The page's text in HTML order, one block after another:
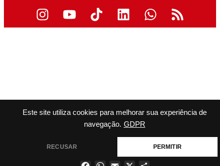
Este site utiliza cookies para melhorar sua experiência de
navegação. GDPR
RECUSAR PERMITIR